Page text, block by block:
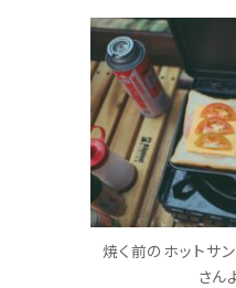
焼く前のホットサ
さん